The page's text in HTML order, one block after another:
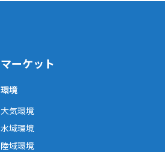
マーケット
環境
大気環境
水域環境
陸域環境